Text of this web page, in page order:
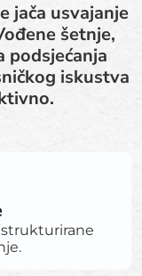
jača usvajanje
šetnje,
podsjećanja
iskustva